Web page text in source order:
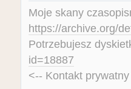
Moje skany
https://archive.org/
Potrzebujesz
id=18887
<-- Kontakt